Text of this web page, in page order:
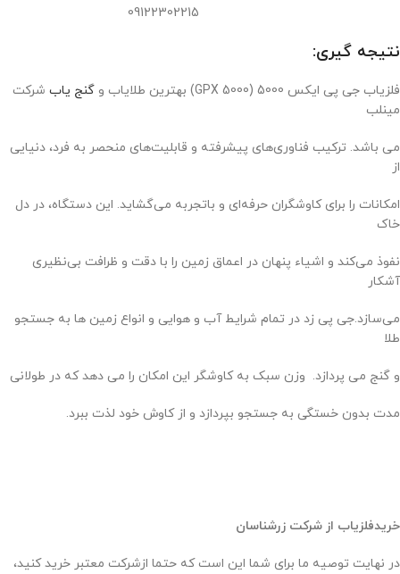
09122302215
نتیجه گیری:
فلزیاب جی پی ایکس 5000 (GPX 5000) بهترین طلایاب و گنج یاب شرکت
مینلب
می باشد. ترکیب فناوری‌های پیشرفته و قابلیت‌های منحصر به فرد، دنیایی
از
امکانات را برای کاوشگران حرفه‌ای و باتجربه می‌گشاید. این دستگاه، در دل
خاک
نفوذ می‌کند و اشیاء پنهان در اعماق زمین را با دقت و ظرافت بی‌نظیری
آشکار
می‌سازد.جی پی زد در تمام شرایط آب و هوایی و انواع زمین ها به جستجو
طلا
و گنج می پردازد. وزن سبک به کاوشگر این امکان را می دهد که در طولانی
مدت بدون خستگی به جستجو بپردازد و از کاوش خود لذت ببرد.
خریدفلزیاب از شرکت زرشناسان
در نهایت توصیه ما برای شما این است که حتما ازشرکت معتبر خرید کنید،